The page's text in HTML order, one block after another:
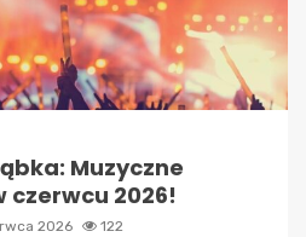
Muzyczne
czerwcu 2026!
2026 122